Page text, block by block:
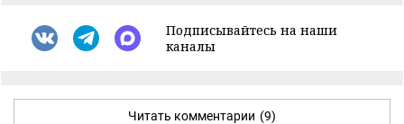
Подписывайтесь на наши
каналы
Читать комментарии (9)